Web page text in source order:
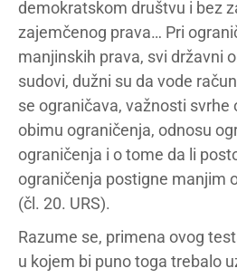
demokratskom društvu i bez
zajemčenog prava… Pri
manjinskih prava, svi državni
sudovi, dužni su da vode
se ograničava, važnosti svrhe
obimu ograničenja, odnosu
ograničenja i o tome da li
ograničenja postigne manjim
(čl. 20. URS).
Razume se, primena ovog
u kojem bi puno toga trebalo